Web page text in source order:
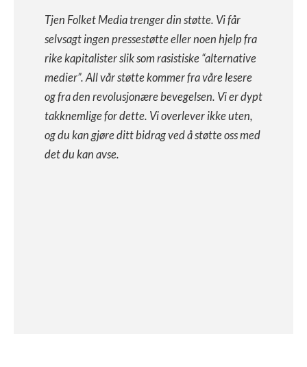
Tjen Folket Media trenger din støtte. Vi får
selvsagt ingen pressestøtte eller noen hjelp fra
rike kapitalister slik som rasistiske “alternative
medier”. All vår støtte kommer fra våre lesere
og fra den revolusjonære bevegelsen. Vi er dypt
takknemlige for dette. Vi overlever ikke uten,
og du kan gjøre ditt bidrag ved å støtte oss med
det du kan avse.